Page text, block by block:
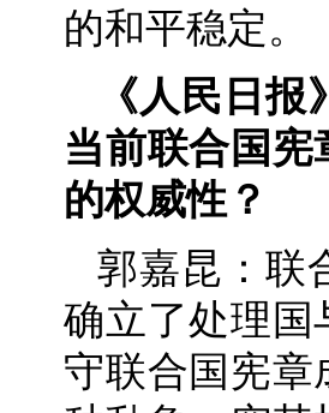
的和平稳定。
《人民日
当前联合国
的权威性？
郭嘉昆：联
确立了处理国
守联合国宪章